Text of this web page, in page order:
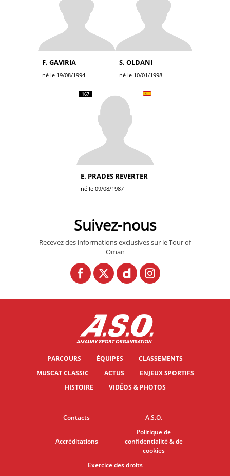
F. GAVIRIA
né le 19/08/1994
S. OLDANI
né le 10/01/1998
167
E. PRADES REVERTER
né le 09/08/1987
Suivez-nous
Recevez des informations exclusives sur le Tour of
Oman
PARCOURS ÉQUIPES
CLASSEMENTS
MUSCAT CLASSIC
ACTUS
ENJEUX SPORTIFS
HISTOIRE
VIDÉOS & PHOTOS
Contacts A.S.O.
Accréditations
Politique de
confidentialité & de
cookies
Exercice des droits